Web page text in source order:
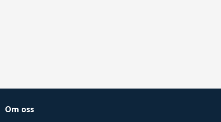
Om oss